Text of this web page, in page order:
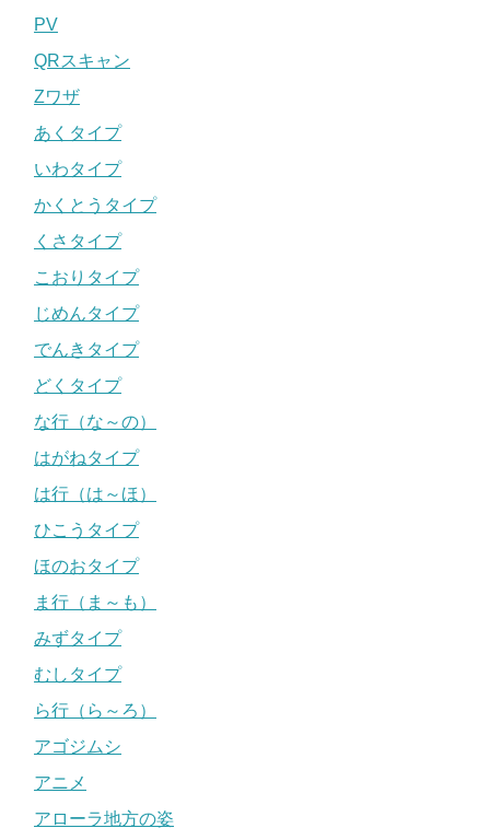
PV
QRスキャン
Zワザ
あくタイプ
いわタイプ
かくとうタイプ
くさタイプ
こおりタイプ
じめんタイプ
でんきタイプ
どくタイプ
な行（な～の）
はがねタイプ
は行（は～ほ）
ひこうタイプ
ほのおタイプ
ま行（ま～も）
みずタイプ
むしタイプ
ら行（ら～ろ）
アゴジムシ
アニメ
アローラ地方の姿